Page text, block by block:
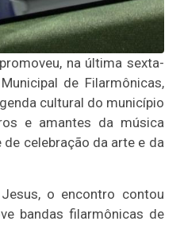
na última sexta-
de Filarmônicas,
cultural do município
e amantes da música
celebração da arte e da
o encontro contou
bandas filarmônicas de